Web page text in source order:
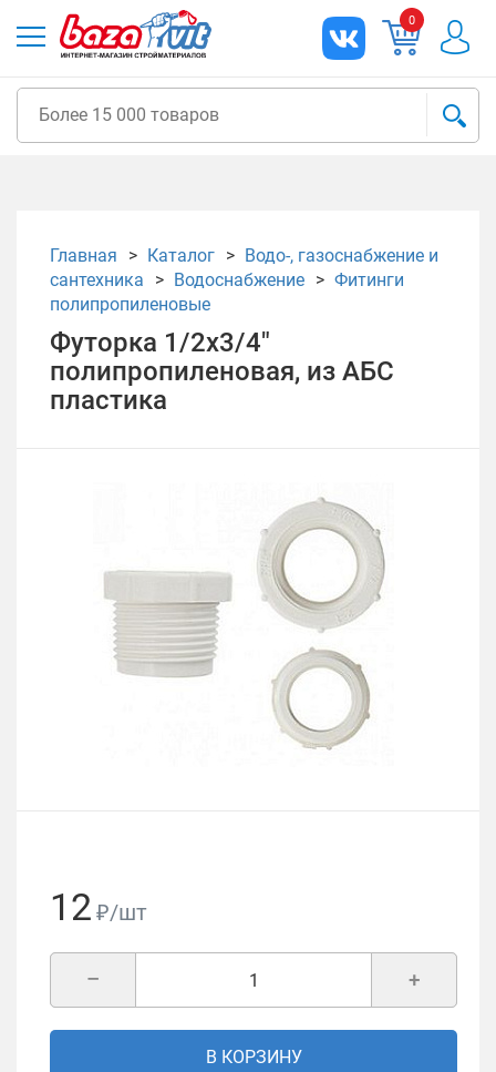
0
Главная Каталог
Водо-, газоснабжение и
сантехника
Водоснабжение
Фитинги
полипропиленовые
Футорка 1/2х3/4"
полипропиленовая, из АБС
пластика
12 ₽/шт
+
–
В КОРЗИНУ